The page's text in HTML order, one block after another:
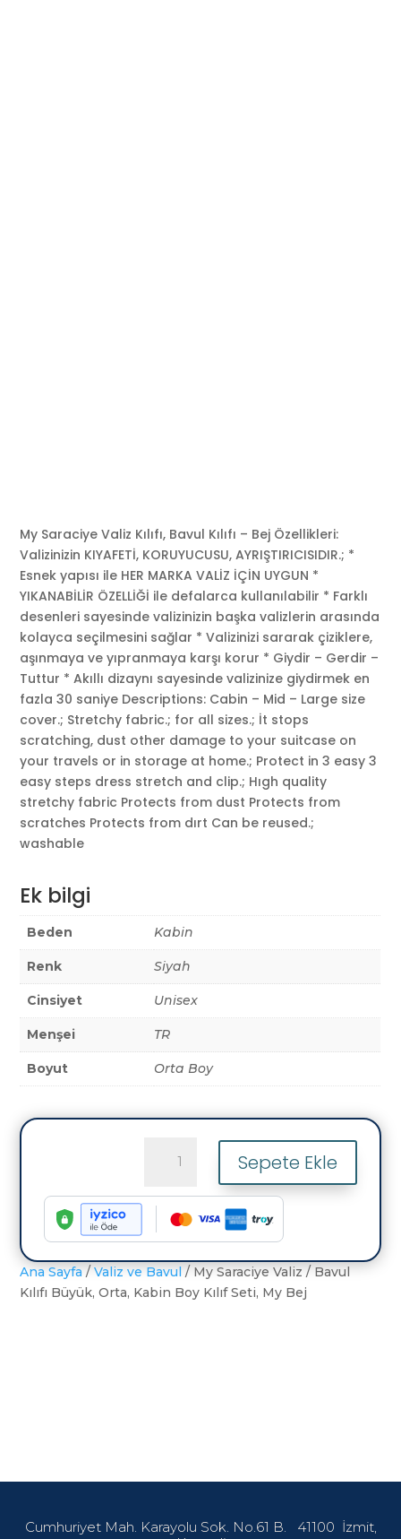
My Saraciye Valiz Kılıfı, Bavul Kılıfı – Bej Özellikleri:
Valizinizin KIYAFETİ, KORUYUCUSU, AYRIŞTIRICISIDIR.; *
Esnek yapısı ile HER MARKA VALİZ İÇİN UYGUN *
YIKANABİLİR ÖZELLİĞİ ile defalarca kullanılabilir * Farklı
desenleri sayesinde valizinizin başka valizlerin arasında
kolayca seçilmesini sağlar * Valizinizi sararak çiziklere,
aşınmaya ve yıpranmaya karşı korur * Giydir – Gerdir –
Tuttur * Akıllı dizaynı sayesinde valizinize giydirmek en
fazla 30 saniye Descriptions: Cabin – Mid – Large size
cover.; Stretchy fabric.; for all sizes.; İt stops
scratching, dust other damage to your suitcase on
your travels or in storage at home.; Protect in 3 easy 3
easy steps dress stretch and clip.; Hıgh quality
stretchy fabric Protects from dust Protects from
scratches Protects from dırt Can be reused.;
washable
Ek bilgi
Beden Kabin
Renk Siyah
Cinsiyet Unisex
Menşei TR
Boyut Orta Boy
Saraciye
Bavul
Büyük,
Orta,
Sepete Ekle
Ana Sayfa /Valiz ve Bavul / My Saraciye Valiz / Bavul
Kılıfı Büyük, Orta, Kabin Boy Kılıf Seti, My Bej
Cumhuriyet Mah. Karayolu Sok. No.61 B. 41100 İzmit,